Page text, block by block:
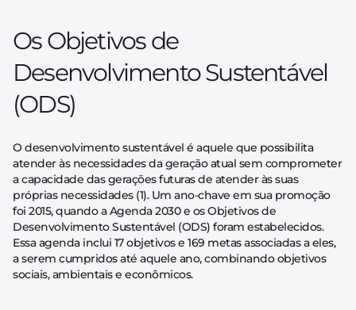
Os Objetivos de
Desenvolvimento Sustentável
(ODS)
O desenvolvimento sustentável é aquele que possibilita
atender às necessidades da geração atual sem comprometer
a capacidade das gerações futuras de atender às suas
próprias necessidades (1). Um ano-chave em sua promoção
foi 2015, quando a Agenda 2030 e os Objetivos de
Desenvolvimento Sustentável (ODS) foram estabelecidos.
Essa agenda inclui 17 objetivos e 169 metas associadas a eles,
a serem cumpridos até aquele ano, combinando objetivos
sociais, ambientais e econômicos.